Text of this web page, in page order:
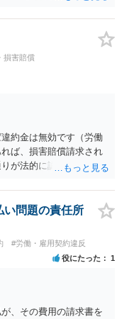
ては、実際にそれによ
する責任があります。
般に想定される折り込
手からインシデントの
ものなら、相殺されて
損害賠償
約金は無効です（労働
ば、損害賠償請求され
が法的に認められると
分析されたい場合に
法理等にも通じた弁護
話をなさった上で、今
ますよう祈念しており
い問題の責任所
#労働・雇用契約違反
役にたった 1
、その費用の請求書を